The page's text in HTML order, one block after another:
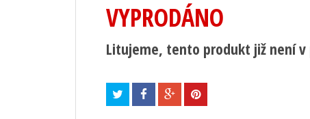
VYPRODÁNO
Litujeme, tento produkt již není v